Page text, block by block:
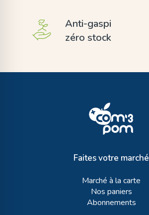
Anti-gaspi
zéro stock
Faites votre marché
Marché à la carte
Nos paniers
Abonnements